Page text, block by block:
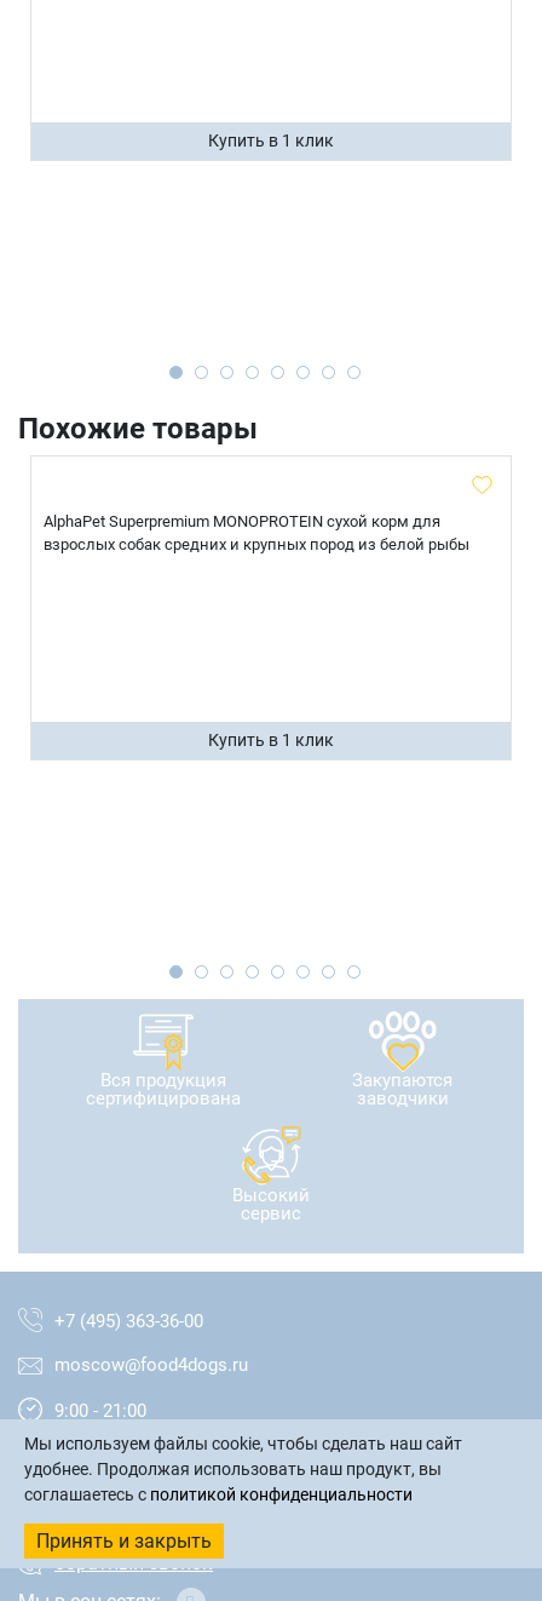
Купить в 1 клик
Похожие товары
AlphaPet Superpremium MONOPROTEIN сухой корм для
взрослых собак средних и крупных пород из белой рыбы
Купить в 1 клик
Вся продукция
сертифицирована
Закупаются
заводчики
Высокий
сервис
+7 (495) 363-36-00
moscow@food4dogs.ru
9:00 - 21:00
Москва и МО
обратный звонок
Мы используем файлы cookie, чтобы сделать наш сайт
удобнее. Продолжая использовать наш продукт, вы
соглашаетесь с политикой конфиденциальности
Принять и закрыть